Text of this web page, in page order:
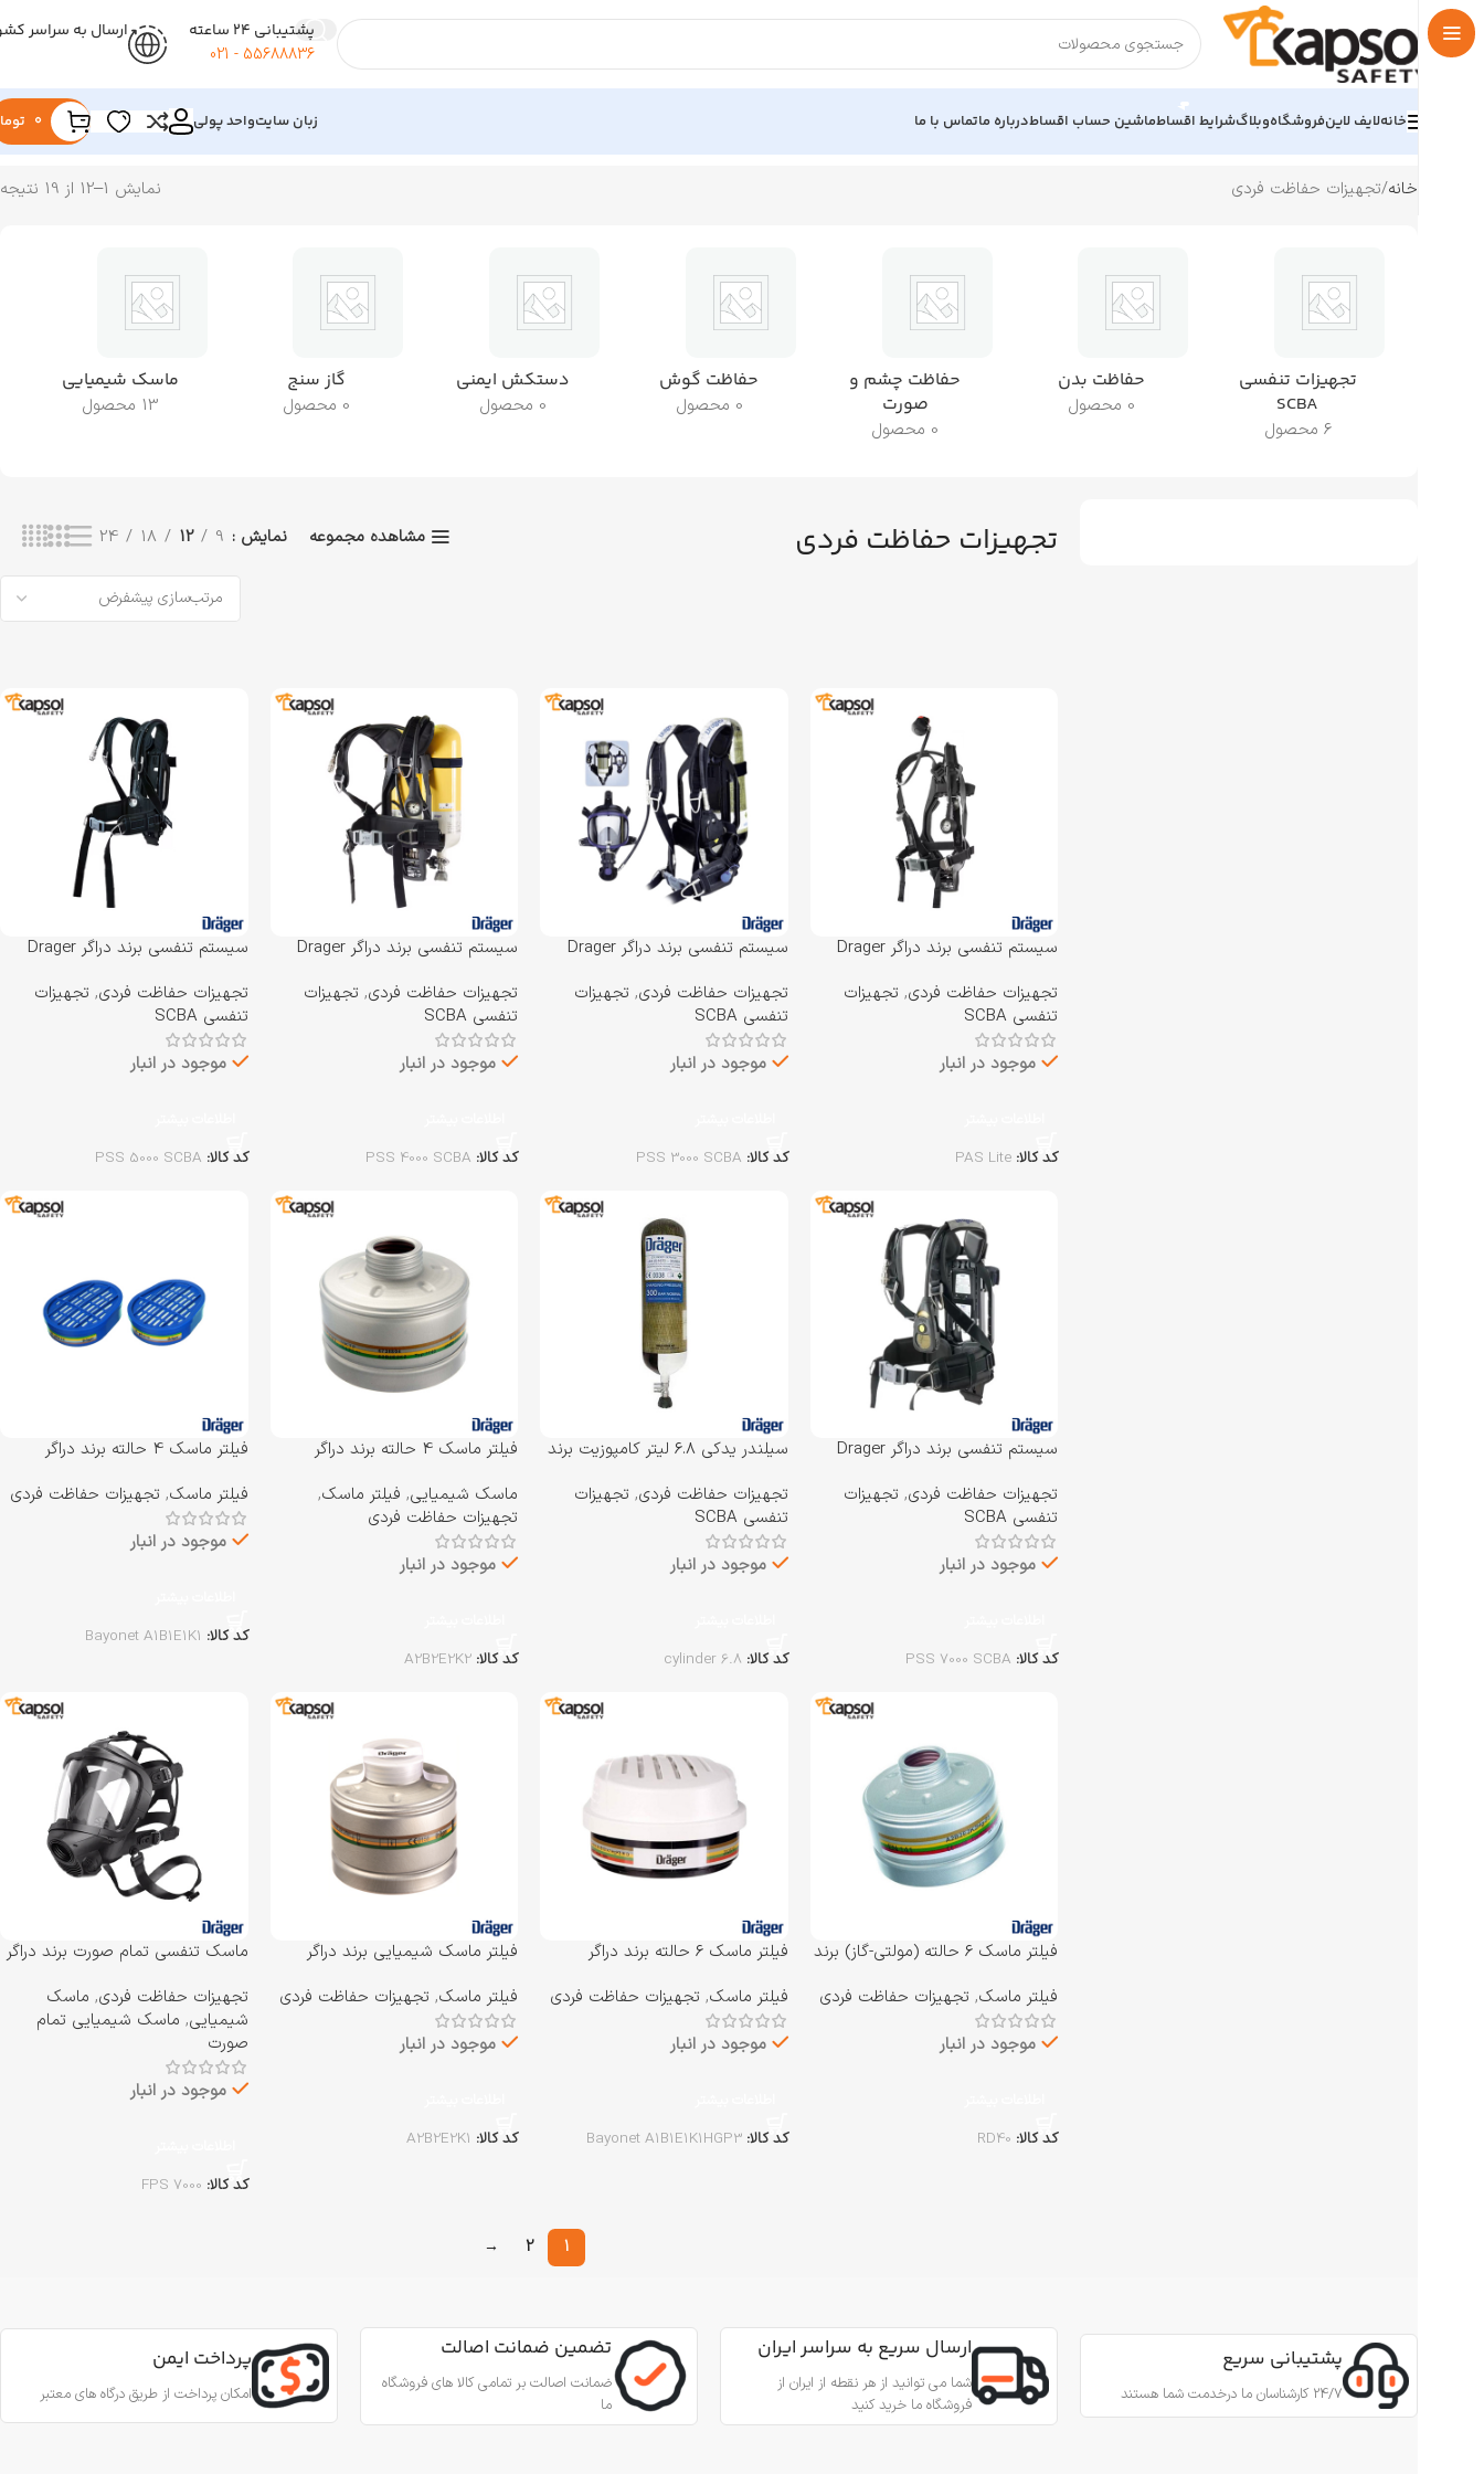
پشتیبانی 24 ساعته
55688836 - 021
ارسال به سراسر
خانهلایف لاینفروشگاهوبلاگشرایط اقساطماشین حساب اقساطدرباره ماتماس با ما زبان سایتواحد پولی 0
خانه تجهیزات حفاظت فردی نمایش 1–12 از 19 نتیجه
تجهیزات تنفسی
SCBA
6 محصول
حفاظت بدن
0 محصول
حفاظت چشم و
صورت
0 محصول
حفاظت گوش
0 محصول
دستکش ایمنی
0 محصول
گاز سنج
0 محصول
ماسک شیمیایی
13 محصول
تجهیزات حفاظت فردی مشاهده مجموعه نمایش 9
12
18
24
سیستم تنفسی برند دراگر Drager
تجهیزات حفاظت فردی, تجهیزات
تنفسی SCBA
موجود در انبار
کد کالا: PAS Lite
سیستم تنفسی برند دراگر Drager
تجهیزات حفاظت فردی, تجهیزات
تنفسی SCBA
موجود در انبار
کد کالا: PSS 3000 SCBA
سیستم تنفسی برند دراگر Drager
تجهیزات حفاظت فردی, تجهیزات
تنفسی SCBA
موجود در انبار
کد کالا: PSS 4000 SCBA
سیستم تنفسی برند دراگر Drager
تجهیزات حفاظت فردی, تجهیزات
تنفسی SCBA
موجود در انبار
کد کالا: PSS 5000 SCBA
سیستم تنفسی برند دراگر Drager
تجهیزات حفاظت فردی, تجهیزات
تنفسی SCBA
موجود در انبار
کد کالا: PSS 7000 SCBA
سیلندر یدکی 6.8 لیتر کامپوزیت برند
تجهیزات حفاظت فردی, تجهیزات
تنفسی SCBA
موجود در انبار
کد کالا: 6.8 cylinder
فیلتر ماسک 4 حالته برند دراگر
ماسک شیمیایی, فیلتر ماسک,
تجهیزات حفاظت فردی
موجود در انبار
کد کالا: A2B2E2K2
فیلتر ماسک 4 حالته برند دراگر
فیلتر ماسک, تجهیزات حفاظت فردی
موجود در انبار
کد کالا: Bayonet A1B1E1K1
فیلتر ماسک 6 حالته (مولتی-گاز) برند
فیلتر ماسک, تجهیزات حفاظت فردی
موجود در انبار
کد کالا: RD40
فیلتر ماسک 6 حالته برند دراگر
A1B1E1K1HGP3
فیلتر ماسک, تجهیزات حفاظت فردی
موجود در انبار
کد کالا:Bayonet A1B1E1K1HGP3
فیلتر ماسک شیمیایی برند دراگر
فیلتر ماسک, تجهیزات حفاظت فردی
موجود در انبار
کد کالا: A2B2E2K1
ماسک تنفسی تمام صورت برند دراگر
تجهیزات حفاظت فردی, ماسک
شیمیایی, ماسک شیمیایی تمام
صورت
موجود در انبار
کد کالا: FPS 7000
1
2
→
پشتیبانی سریع
24/7 کارشناسان ما درخدمت شما هستند
ارسال سریع به سراسر ایران
شما می توانید از هر نقطه از ایران از
فروشگاه ما خرید کنید
تضمین ضمانت اصالت
ضمانت اصالت بر تمامی کالا های فروشگاه
ما
پرداخت ایمن
امکان پرداخت از طریق درگاه های معتبر